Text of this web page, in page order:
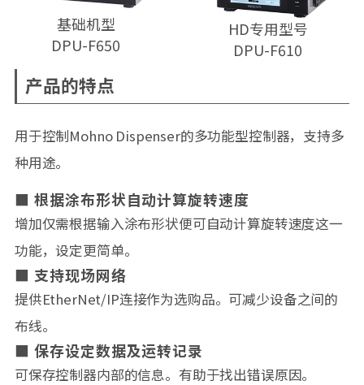
基础机型
DPU-F650
HD专用型号
DPU-F610
产品的特点
用于控制Mohno Dispenser的多功能型控制器，支持多
种用途。
根据涂布形状自动计算旋转速度
增加仅需根据输入涂布形状便可自动计算旋转速度这一
功能，设定更简单。
支持现场网络
提供EtherNet/IP连接作为选购品。可减少设备之间的
布线。
保存设定数据及运转记录
可保存控制器内部的信息。有助于找出错误原因。